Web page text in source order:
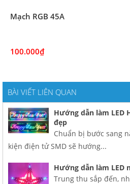
Mạch RGB 45A
100.000₫
BÀI VIẾT LIÊN QUAN
Hướng dẫn làm LED
đẹp
Chuẩn bị bước sang
kiện điện tử SMD sẽ hướng...
Hướng dẫn làm LED
Trung thu sắp đến,